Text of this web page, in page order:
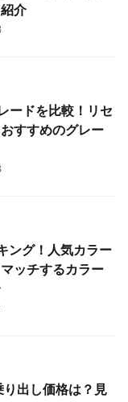
介
ードを比較！リセ
すすめのグレー
ング！人気カラー
ッチするカラー
出し価格は？見